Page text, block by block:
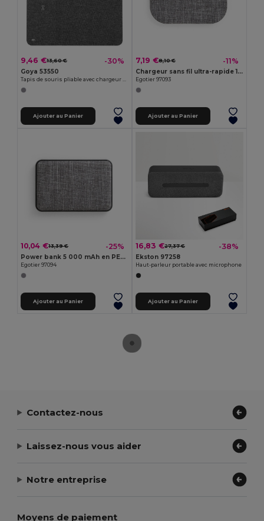
9,46 €13,60 € -30%
Goya 53550
Tapis de souris pliable avec chargeur sans fil 10W, certifié RPET COMPUTE
Ajouter au Panier
7,19 €8,10 € -11%
Chargeur sans fil ultra-rapide 15W en PET recyclé (100 % rPET)
Egotier 97093
Ajouter au Panier
10,04 €13,39 € -25%
Power bank 5 000 mAh en PET recyclé (100 % rPET)
Egotier 97094
Ajouter au Panier
16,83 €27,37 € -38%
Ekston 97258
Haut-parleur portable avec microphone
Ajouter au Panier
Contactez-nous
Laissez-nous vous aider
Notre entreprise
Moyens de paiement